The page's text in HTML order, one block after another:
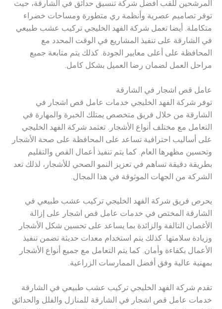
المرشحين للقب افضل شركة تنسيق حدائق في الشارقة، حيث
توفر تصاميم عصرية وأنظمة ري متطورة ومساحات خضراء
متكاملة. أيضا تعمل شركة الفهد الخليجي تركيب عشب طبيعي
في الشارقة على تنفيذ المشاريع في الوقت المحدد مع
المحافظة على أعلى معايير الجودة. كذلك يتم متابعة جميع
مراحل العمل لضمان رضا العميل بشكل كامل.
عامل قص اشجار في الشارقة
توفر شركة الفهد الخليجي خدمات عامل قص اشجار في
الشارقة من خلال فريق متخصص يمتلك الخبرة والمهارة في
التعامل مع مختلف أنواع الأشجار. تعتمد شركة الفهد الخليجي
على أساليب احترافية تساعد على المحافظة على صحة الأشجار
وتحسين مظهرها العام. كما يتم تنفيذ أعمال القص والتقليم
بطريقة دقيقة تساهم في تعزيز النمو الصحي للأشجار، لذلك تعد
الشركة من الجهات الموثوقة في هذا المجال.
يحرص فريق شركة الفهد الخليجي تركيب عشب طبيعي في
الشارقة المختص في خدمات عامل قص اشجار على إزالة
الأغصان التالفة والزائدة بما يساعد على تحسين شكل الأشجار
وزيادة سلامتها. كذلك يتم استخدام معدات حديثة تضمن تنفيذ
الأعمال بكفاءة وأمان. كما يتم التعامل مع جميع أنواع الأشجار
بمهنية عالية وفق أفضل الممارسات الزراعية.
تقدم شركة الفهد الخليجي تركيب عشب طبيعي في الشارقة
خدمات عامل قص اشجار في الشارقة للمنازل والفلل والحدائق